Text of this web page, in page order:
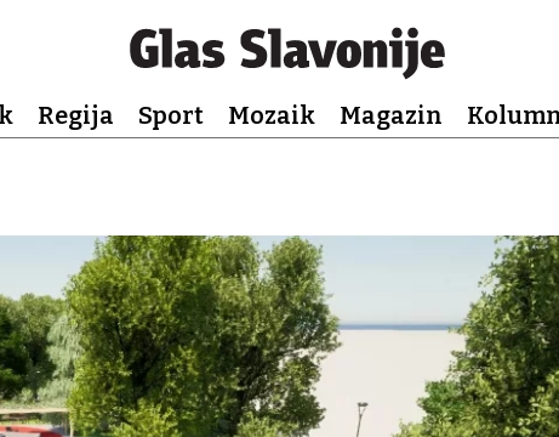
Regija Sport Mozaik Magazin